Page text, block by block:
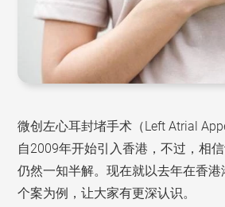
微创左心耳封堵手术（Left Atrial
自2009年开始引入香港，不过，相
仍然一知半解。现在就以去年在香
个案为例，让大家有更深认识。